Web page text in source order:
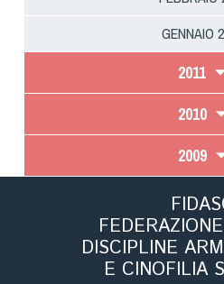
GENNAIO
2011
2010
2009
DISCIPLINE
E CINOFILIA